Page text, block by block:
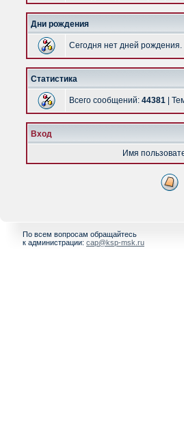
Дни рождения
Сегодня нет дней рождения.
Статистика
Всего сообщений: 44381 |
Вход
Имя
По всем вопросам обращайтесь
к администрации: cap@ksp-msk.ru